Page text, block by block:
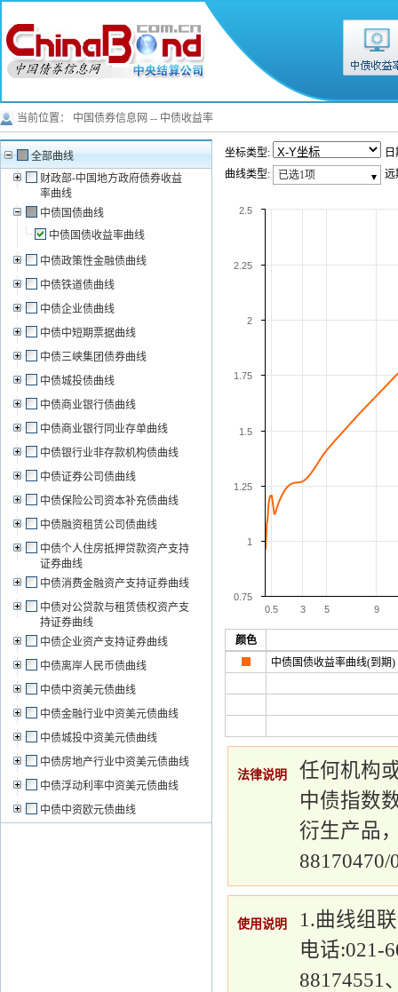
当前位置： 中国债券信息网 -- 中债收益率
全部曲线
财政部-中国地方政府债券收益
率曲线
中债国债曲线
中债国债收益率曲线
中债政策性金融债曲线
中债铁道债曲线
中债企业债曲线
中债中短期票据曲线
中债三峡集团债券曲线
中债城投债曲线
中债商业银行债曲线
中债商业银行同业存单曲线
中债银行业非存款机构债曲线
中债证券公司债曲线
中债保险公司资本补充债曲线
中债融资租赁公司债曲线
中债个人住房抵押贷款资产支持
证券曲线
中债消费金融资产支持证券曲线
中债对公贷款与租赁债权资产支
持证券曲线
中债企业资产支持证券曲线
中债离岸人民币债曲线
中债中资美元债曲线
中债金融行业中资美元债曲线
中债城投中资美元债曲线
中债房地产行业中资美元债曲线
中债浮动利率中资美元债曲线
中债中资欧元债曲线
坐标类型:
曲线类型:
已选1项 远
0.5 3 5 9
0.75
1
1.25
1.5
1.75
2
2.25
2.5
颜色
中债国债收益率曲线(到期)
法律说明
任何机构
中债指数
衍生产品
88170470/
使用说明
1.曲线组
电话:021-
88174551